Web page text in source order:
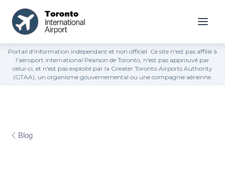
Portail d'information indépendant et non officiel. Ce site n'est pas affilié à
l'aéroport international Pearson de Toronto, n'est pas approuvé par
celui-ci, et n'est pas exploité par la Greater Toronto Airports Authority
(GTAA), un organisme gouvernemental ou une compagnie aérienne.
Blog